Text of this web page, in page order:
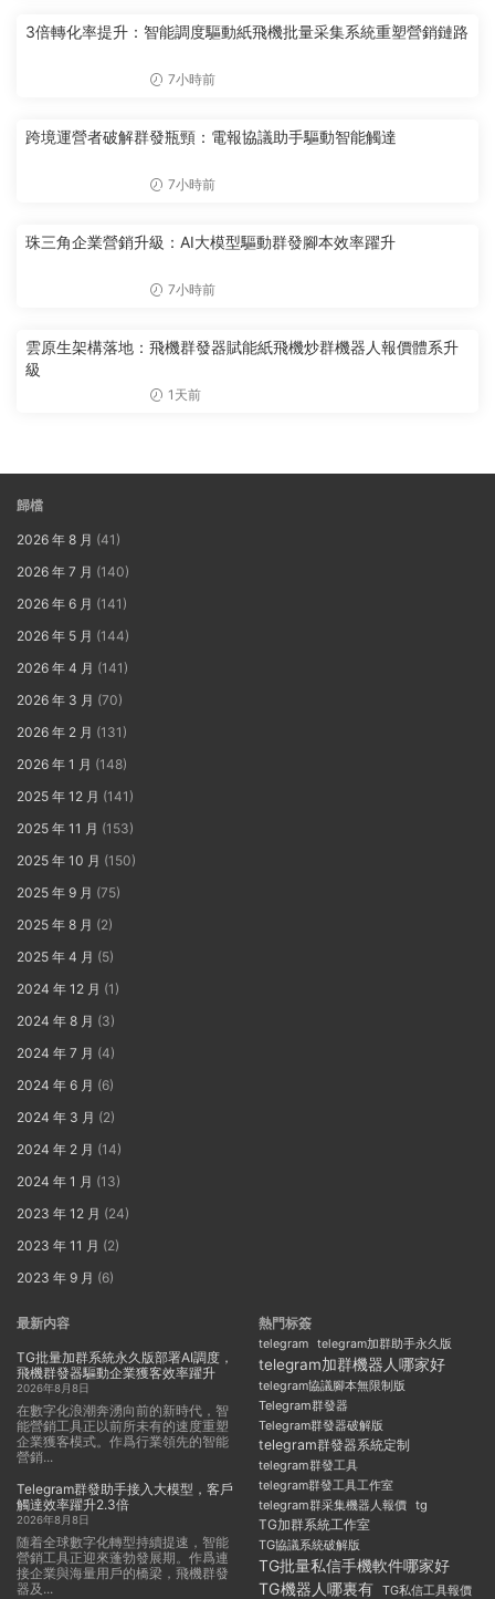
3倍轉化率提升：智能調度驅動紙飛機批量采集系統重塑營銷鏈路
7小時前
跨境運營者破解群發瓶頸：電報協議助手驅動智能觸達
7小時前
珠三角企業營銷升級：AI大模型驅動群發腳本效率躍升
7小時前
雲原生架構落地：飛機群發器賦能紙飛機炒群機器人報價體系升
級
1天前
歸檔
2026 年 8 月 (41)
2026 年 7 月 (140)
2026 年 6 月 (141)
2026 年 5 月 (144)
2026 年 4 月 (141)
2026 年 3 月 (70)
2026 年 2 月 (131)
2026 年 1 月 (148)
2025 年 12 月 (141)
2025 年 11 月 (153)
2025 年 10 月 (150)
2025 年 9 月 (75)
2025 年 8 月 (2)
2025 年 4 月 (5)
2024 年 12 月 (1)
2024 年 8 月 (3)
2024 年 7 月 (4)
2024 年 6 月 (6)
2024 年 3 月 (2)
2024 年 2 月 (14)
2024 年 1 月 (13)
2023 年 12 月 (24)
2023 年 11 月 (2)
2023 年 9 月 (6)
最新内容
TG批量加群系統永久版部署AI調度，
飛機群發器驅動企業獲客效率躍升
2026年8月8日
在數字化浪潮奔湧向前的新時代，智
能營銷工具正以前所未有的速度重塑
企業獲客模式。作爲行業領先的智能
營銷...
Telegram群發助手接入大模型，客戶
觸達效率躍升2.3倍
2026年8月8日
随着全球數字化轉型持續提速，智能
營銷工具正迎來蓬勃發展期。作爲連
接企業與海量用戶的橋梁，飛機群發
器及...
熱門标簽
telegram telegram加群助手永久版
telegram加群機器人哪家好
telegram協議腳本無限制版
Telegram群發器
Telegram群發器破解版
telegram群發器系統定制
telegram群發工具
telegram群發工具工作室
telegram群采集機器人報價 tg
TG加群系統工作室
TG協議系統破解版
TG批量私信手機軟件哪家好
TG機器人哪裏有 TG私信工具報價